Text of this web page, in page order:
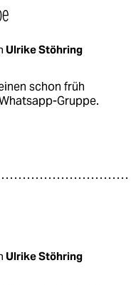
Ulrike Stöhring
schon früh
Gruppe.
Ulrike Stöhring